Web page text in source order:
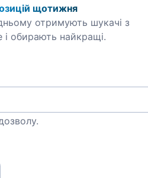
щотижня
отримують шукачі з
і обирають найкращі.